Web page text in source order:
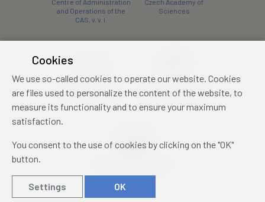
Centre of Administration
and Operations of the
CAS, v. v. i.
Czech Academy of
Sciences
conference centre
konferenční centrum
Cookies
We use so-called cookies to operate our website. Cookies
are files used to personalize the content of the website, to
measure its functionality and to ensure your maximum
satisfaction.
You consent to the use of cookies by clicking on the "OK"
button.
Settings OK